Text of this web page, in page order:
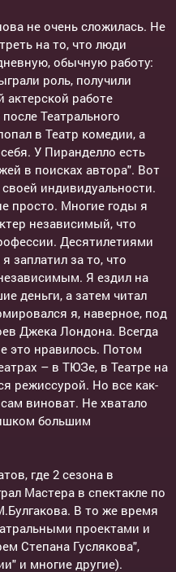
не очень сложилась. Не
на то, что люди
обычную работу:
роль, получили
актерской работе
Театрального
в Театр комедии, а
У Пиранделло есть
в поисках автора". Вот
индивидуальности.
просто. Многие годы я
независимый, что
Десятилетиями
заплатил за то, что
Я ездил на
деньги, а затем читал
я, наверное, под
Джека Лондона. Всегда
это нравилось. Потом
– в ТЮЗе, в Театре на
режиссурой. Но все как-
виноват. Не хватало
большим
где 2 сезона в
Мастера в спектакле по
В то же время
проектами и
Степана Гуслякова",
и многие другие).